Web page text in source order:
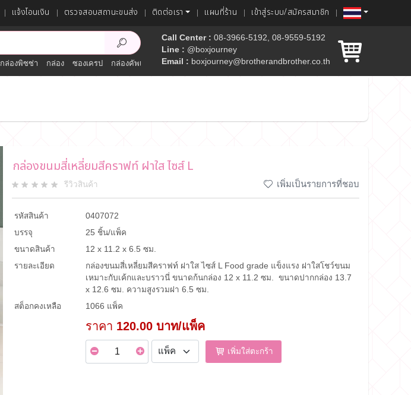
แจ้งโอนเงิน ตรวจสอบสถานะขนส่ง ติดต่อเรา แผนที่ร้าน เข้าสู่ระบบ/สมัครสมาชิก
กล่องพิซซ่า กล่อง ซองเครป กล่องคัพเค้ก
Call Center : 08-3966-5192, 08-9559-5192
Line : @boxjourney
Email : boxjourney@brotherandbrother.co.th
กล่องขนมสี่เหลี่ยมสีคราฟท์ ฝาใส ไซส์ L
รีวิวสินค้า เพิ่มเป็นรายการที่ชอบ
รหัสสินค้า
0407072
บรรจุ
25 ชิ้น/แพ็ค
ขนาดสินค้า
12 x 11.2 x 6.5 ซม.
รายละเอียด
กล่องขนมสี่เหลี่ยมสีคราฟท์ ฝาใส ไซส์ L Food grade แข็งแรง ฝาใสโชว์ขนม
เหมาะกับเค้กและบราวนี่ ขนาดก้นกล่อง 12 x 11.2 ซม. ขนาดปากกล่อง 13.7
x 12.6 ซม. ความสูงรวมฝา 6.5 ซม.
สต็อกคงเหลือ
1066 แพ็ค
ราคา 120.00 บาท/แพ็ค
เพิ่มใส่ตะกร้า